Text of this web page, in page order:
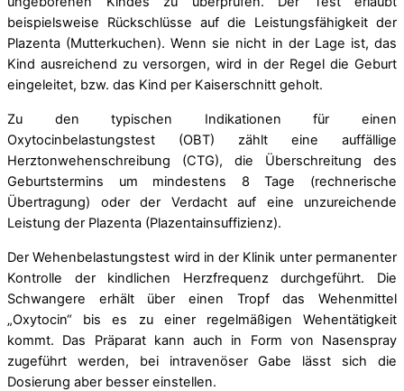
beispielsweise Rückschlüsse auf die Leistungsfähigkeit der
Plazenta (Mutterkuchen). Wenn sie nicht in der Lage ist, das
Kind ausreichend zu versorgen, wird in der Regel die Geburt
eingeleitet, bzw. das Kind per Kaiserschnitt geholt.
Zu den typischen Indikationen für einen
Oxytocinbelastungstest (OBT) zählt eine auffällige
Herztonwehenschreibung (CTG), die Überschreitung des
Geburtstermins um mindestens 8 Tage (rechnerische
Übertragung) oder der Verdacht auf eine unzureichende
Leistung der Plazenta (Plazentainsuffizienz).
Der Wehenbelastungstest wird in der Klinik unter permanenter
Kontrolle der kindlichen Herzfrequenz durchgeführt. Die
Schwangere erhält über einen Tropf das Wehenmittel
„Oxytocin“ bis es zu einer regelmäßigen Wehentätigkeit
kommt. Das Präparat kann auch in Form von Nasenspray
zugeführt werden, bei intravenöser Gabe lässt sich die
Dosierung aber besser einstellen.